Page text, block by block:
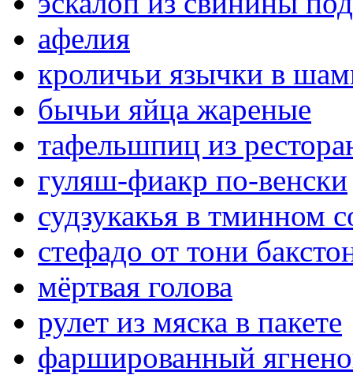
афелия
кроличьи язычки в
бычьи яйца жареные
тафельшпиц из
гуляш-фиакр по-венски
судзукакья в тминном
стефадо от тони
мёртвая голова
рулет из мяска в пакете
фаршированный